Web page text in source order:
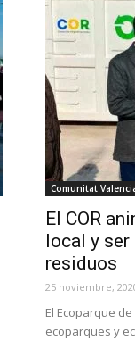
Comunitat
El COR
local y
residuos
25 noviembre,
El Ecoparque
ecoparques y